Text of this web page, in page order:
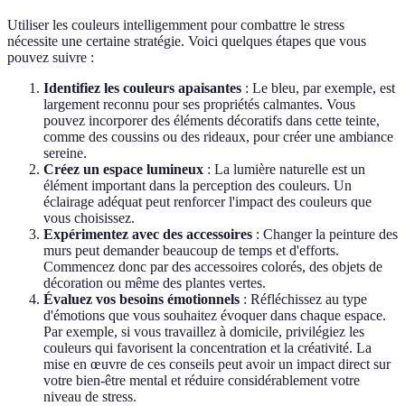
Utiliser les couleurs intelligemment pour combattre le stress
nécessite une certaine stratégie. Voici quelques étapes que vous
pouvez suivre :
Identifiez les couleurs apaisantes : Le bleu, par exemple, est
largement reconnu pour ses propriétés calmantes. Vous
pouvez incorporer des éléments décoratifs dans cette teinte,
comme des coussins ou des rideaux, pour créer une ambiance
sereine.
Créez un espace lumineux : La lumière naturelle est un
élément important dans la perception des couleurs. Un
éclairage adéquat peut renforcer l'impact des couleurs que
vous choisissez.
Expérimentez avec des accessoires : Changer la peinture des
murs peut demander beaucoup de temps et d'efforts.
Commencez donc par des accessoires colorés, des objets de
décoration ou même des plantes vertes.
Évaluez vos besoins émotionnels : Réfléchissez au type
d'émotions que vous souhaitez évoquer dans chaque espace.
Par exemple, si vous travaillez à domicile, privilégiez les
couleurs qui favorisent la concentration et la créativité. La
mise en œuvre de ces conseils peut avoir un impact direct sur
votre bien-être mental et réduire considérablement votre
niveau de stress.